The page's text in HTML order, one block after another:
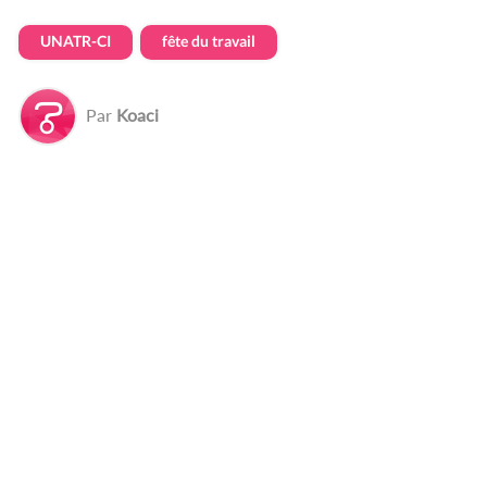
UNATR-CI fête du travail
Par Koaci